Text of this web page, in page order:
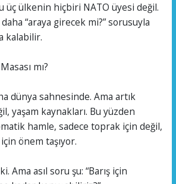
üç ülkenin hiçbiri NATO üyesi değil.
“araya girecek mi?” sorusuyla
kalabilir.
mı?
dünya sahnesinde. Ama artık
yaşam kaynakları. Bu yüzden
hamle, sadece toprak için değil,
önem taşıyor.
Ama asıl soru şu: “Barış için